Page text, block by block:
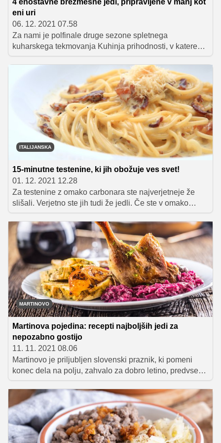
eni uri
06. 12. 2021 07.58
Za nami je polfinale druge sezone spletnega
kuharskega tekmovanja Kuhinja prihodnosti, v katerem
so se za vstop v finalno etapo bitke za naziv Kuhar
prihodnosti 2021 borili štirje izjemni ljubiteljski kuharji:
Kaja Balentič, Žan Bukovnik, Anže Kuplenik in Andrej
Vindiš. Osvežimo si spomin na njihove polfinalne
dogodivščine in izvrstne kulinarične kreacije, ki so jih
pripravili!
ITALIJANSKA
15-minutne testenine, ki jih obožuje ves svet!
01. 12. 2021 12.28
Za testenine z omako carbonara ste najverjetneje že
slišali. Verjetno ste jih tudi že jedli. Če ste v omako
dodali tudi smetano, ste naredili veliko napako, saj se
le-ta v originalnem receptu ne uporablja, omaka pa je
kljub temu neverjetno okusna, kremasta in svilena.
Poglejte si, kako se pravilno pripravijo testenine
carbonara in v čem je skrivnost kremaste in svilene
omake.
MARTINOVO
Martinova pojedina: recepti najboljših jedi za
nepozabno gostijo
11. 11. 2021 08.06
Martinovo je priljubljen slovenski praznik, ki pomeni
konec dela na polju, zahvalo za dobro letino, predvsem
pa je povezan z degustiranjem in slavljenjem novega
vina. In kot se za vsak pravi praznik spodobi, tudi
praznovanje martinovega spremljajo določene jedi.